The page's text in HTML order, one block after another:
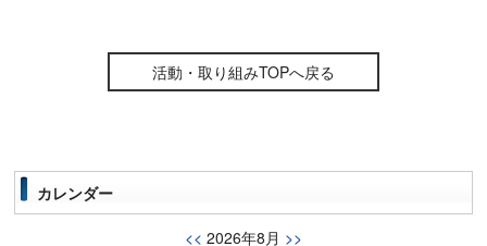
活動・取り組みTOPへ戻る
カレンダー
<< 2026年8月 >>